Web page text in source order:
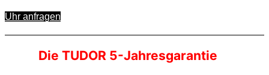
Uhr anfragen
Die TUDOR 5-Jahresgarantie